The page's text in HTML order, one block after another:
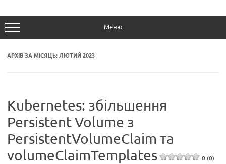
Меню
АРХІВ ЗА МІСЯЦЬ: ЛЮТИЙ 2023
Kubernetes: збільшення
Persistent Volume з
PersistentVolumeClaim та
volumeClaimTemplates
0 (0)